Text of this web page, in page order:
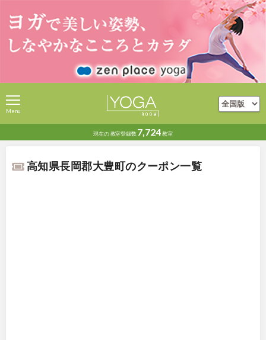
現在の教室登録数 7,724教室
Menu
高知県長岡郡大豊町のクーポン一覧